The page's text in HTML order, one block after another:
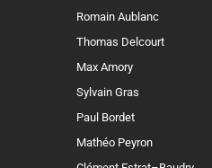
Romain Aublanc
Thomas Delcourt
Max Amory
Sylvain Gras
Paul Bordet
Mathéo Peyron